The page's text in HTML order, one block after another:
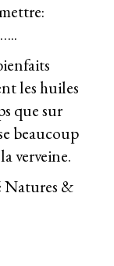
les huiles
que sur
beaucoup
verveine.
&